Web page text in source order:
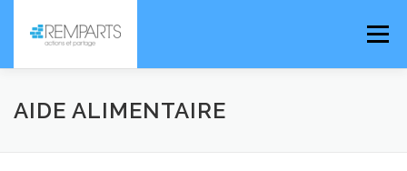
contenu
Menu
ACCUEIL NOUVELLES
AIDE ALIMENTAIRE